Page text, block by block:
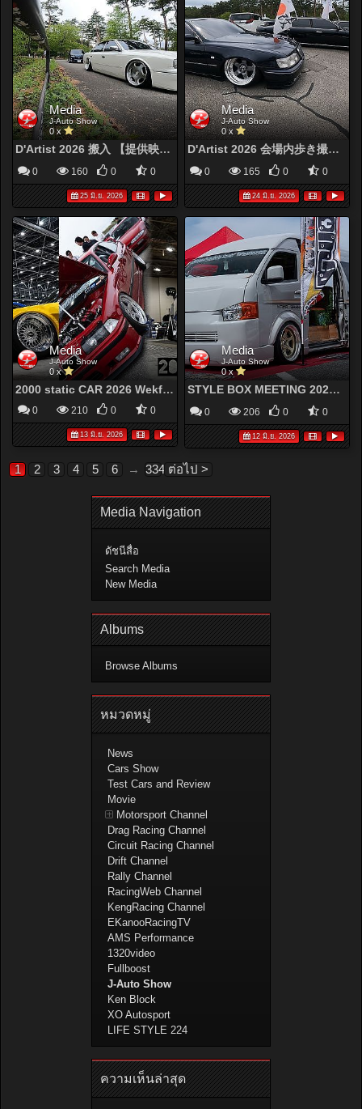
Media
J-Auto Show
0 x
D'Artist 2026 搬入 【提供映像】
0 160 0 0
25 มิ.ย. 2026
Media
J-Auto Show
0 x
D'Artist 2026 会場内歩き撮り 【提供映像】
0 165 0 0
24 มิ.ย. 2026
Media
J-Auto Show
0 x
2000 static CAR 2026 Wekfest , Fenderist , StanceNation Japan
0 210 0 0
13 มิ.ย. 2026
Media
J-Auto Show
0 x
STYLE BOX MEETING 2026 - SBM大阪 2026 スタイルボックスミーティング
0 206 0 0
12 มิ.ย. 2026
1 2 3 4 5 6 → 334 ต่อไป >
Media Navigation
ดัชนีสื่อ
Search Media
New Media
Albums
Browse Albums
หมวดหมู่
News
Cars Show
Test Cars and Review
Movie
Motorsport Channel
Drag Racing Channel
Circuit Racing Channel
Drift Channel
Rally Channel
RacingWeb Channel
KengRacing Channel
EKanooRacingTV
AMS Performance
1320video
Fullboost
J-Auto Show
Ken Block
XO Autosport
LIFE STYLE 224
ความเห็นล่าสุด